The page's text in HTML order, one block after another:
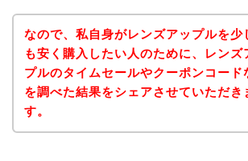
なので、私自身がレンズアップルを少
も安く購入したい人のために、レンズ
プルのタイムセールやクーポンコード
を調べた結果をシェアさせていただき
す。